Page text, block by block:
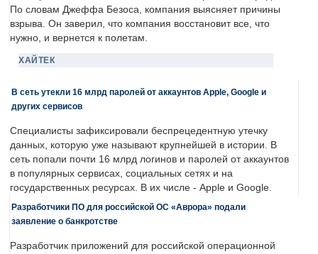
По словам Джеффа Безоса, компания выясняет причины
взрыва. Он заверил, что компания восстановит все, что
нужно, и вернется к полетам.
ХАЙТЕК
В сеть утекли 16 млрд паролей от аккаунтов Apple, Google и
других сервисов
Специалисты зафиксировали беспрецедентную утечку
данных, которую уже называют крупнейшей в истории. В
сеть попали почти 16 млрд логинов и паролей от аккаунтов
в популярных сервисах, социальных сетях и на
государственных ресурсах. В их числе - Apple и Google.
Разработчики ПО для российской ОС «Аврора» подали
заявление о банкротстве
Разработчик приложений для российской операционной